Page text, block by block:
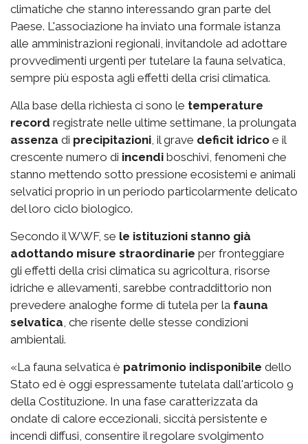
climatiche che stanno interessando gran parte del
Paese. L'associazione ha inviato una formale istanza
alle amministrazioni regionali, invitandole ad adottare
provvedimenti urgenti per tutelare la fauna selvatica,
sempre più esposta agli effetti della crisi climatica.
Alla base della richiesta ci sono le temperature
record registrate nelle ultime settimane, la prolungata
assenza di precipitazioni, il grave deficit idrico e il
crescente numero di incendi boschivi, fenomeni che
stanno mettendo sotto pressione ecosistemi e animali
selvatici proprio in un periodo particolarmente delicato
del loro ciclo biologico.
Secondo il WWF, se le istituzioni stanno già
adottando misure straordinarie per fronteggiare
gli effetti della crisi climatica su agricoltura, risorse
idriche e allevamenti, sarebbe contraddittorio non
prevedere analoghe forme di tutela per la fauna
selvatica, che risente delle stesse condizioni
ambientali.
«La fauna selvatica è patrimonio indisponibile dello
Stato ed è oggi espressamente tutelata dall'articolo 9
della Costituzione. In una fase caratterizzata da
ondate di calore eccezionali, siccità persistente e
incendi diffusi, consentire il regolare svolgimento